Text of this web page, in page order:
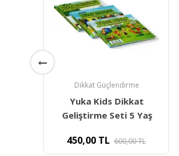
Duyumarket Dikkatli Diz -
Görsel Dikkat Ve